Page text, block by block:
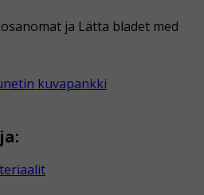
ja Lätta bladet med
kuvapankki